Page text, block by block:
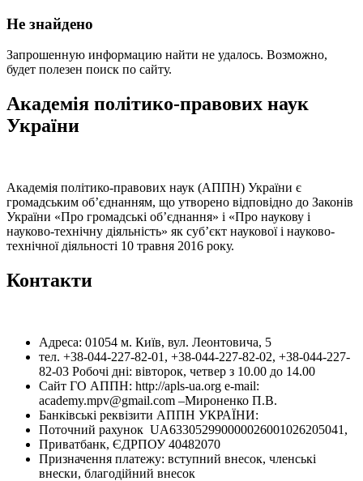
Не знайдено
Запрошенную информацию найти не удалось. Возможно,
будет полезен поиск по сайту.
Академія політико-правових наук
України
Академія політико-правових наук (АППН) України є
громадським об’єднанням, що утворено відповідно до Законів
України «Про громадські об’єднання» і «Про наукову і
науково-технічну діяльність» як суб’єкт наукової і науково-
технічної діяльності 10 травня 2016 року.
Контакти
Адреса: 01054 м. Київ, вул. Леонтовича, 5
тел. +38-044-227-82-01, +38-044-227-82-02, +38-044-227-
82-03 Робочі дні: вівторок, четвер з 10.00 до 14.00
Сайт ГО АППН: http://apls-ua.org e-mail:
academy.mpv@gmail.com –Мироненко П.В.
Банківські реквізити АППН УКРАЇНИ:
Поточний рахунок UA633052990000026001026205041,
Приватбанк, ЄДРПОУ 40482070
Призначення платежу: вступний внесок, членські
внески, благодійний внесок